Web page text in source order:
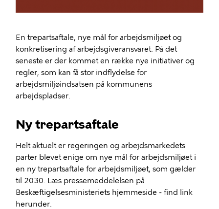
En trepartsaftale, nye mål for arbejdsmiljøet og
konkretisering af arbejdsgiveransvaret. På det
seneste er der kommet en række nye initiativer og
regler, som kan få stor indflydelse for
arbejdsmiljøindsatsen på kommunens
arbejdspladser.
Ny trepartsaftale
Helt aktuelt er regeringen og arbejdsmarkedets
parter blevet enige om nye mål for arbejdsmiljøet i
en ny trepartsaftale for arbejdsmiljøet, som gælder
til 2030. Læs pressemeddelelsen på
Beskæftigelsesministeriets hjemmeside - find link
herunder.